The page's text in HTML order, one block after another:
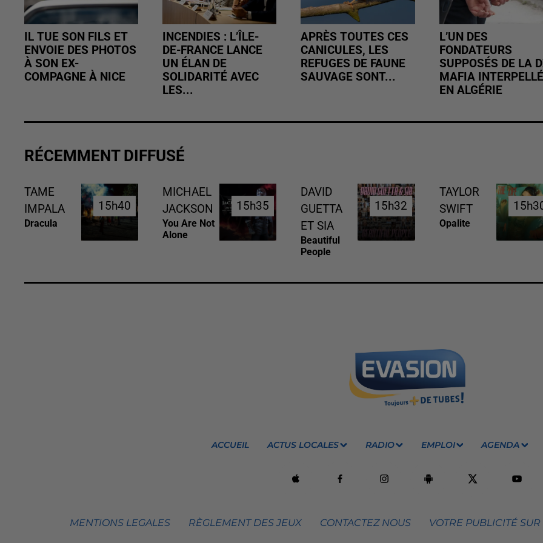
IL TUE SON FILS ET
ENVOIE DES PHOTOS
À SON EX-
COMPAGNE À NICE
INCENDIES : L’ÎLE-
DE-FRANCE LANCE
UN ÉLAN DE
SOLIDARITÉ AVEC
LES...
APRÈS TOUTES CES
CANICULES, LES
REFUGES DE FAUNE
SAUVAGE SONT...
L’UN DES
FONDATEURS
SUPPOSÉS DE LA
MAFIA INTERPELLÉ
EN ALGÉRIE
RÉCEMMENT DIFFUSÉ
TAME
IMPALA
Dracula
15h40
15h40
MICHAEL
JACKSON
You Are Not
Alone
15h35
15h35
DAVID
GUETTA
ET SIA
Beautiful
People
15h32
15h32
TAYLOR
SWIFT
Opalite
ACCUEIL ACTUS LOCALES RADIO EMPLOI AGENDA
MENTIONS LEGALES RÈGLEMENT DES JEUX CONTACTEZ NOUS VOTRE PUBLICITÉ